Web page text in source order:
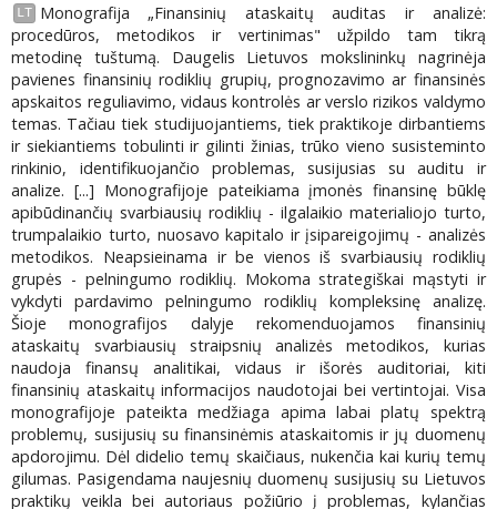
LT
Monografija „Finansinių ataskaitų auditas ir analizė:
procedūros, metodikos ir vertinimas" užpildo tam tikrą
metodinę tuštumą. Daugelis Lietuvos mokslininkų nagrinėja
pavienes finansinių rodiklių grupių, prognozavimo ar finansinės
apskaitos reguliavimo, vidaus kontrolės ar verslo rizikos valdymo
temas. Tačiau tiek studijuojantiems, tiek praktikoje dirbantiems
ir siekiantiems tobulinti ir gilinti žinias, trūko vieno susisteminto
rinkinio, identifikuojančio problemas, susijusias su auditu ir
analize. [...] Monografijoje pateikiama įmonės finansinę būklę
apibūdinančių svarbiausių rodiklių - ilgalaikio materialiojo turto,
trumpalaikio turto, nuosavo kapitalo ir įsipareigojimų - analizės
metodikos. Neapsieinama ir be vienos iš svarbiausių rodiklių
grupės - pelningumo rodiklių. Mokoma strategiškai mąstyti ir
vykdyti pardavimo pelningumo rodiklių kompleksinę analizę.
Šioje monografijos dalyje rekomenduojamos finansinių
ataskaitų svarbiausių straipsnių analizės metodikos, kurias
naudoja finansų analitikai, vidaus ir išorės auditoriai, kiti
finansinių ataskaitų informacijos naudotojai bei vertintojai. Visa
monografijoje pateikta medžiaga apima labai platų spektrą
problemų, susijusių su finansinėmis ataskaitomis ir jų duomenų
apdorojimu. Dėl didelio temų skaičiaus, nukenčia kai kurių temų
gilumas. Pasigendama naujesnių duomenų susijusių su Lietuvos
praktikų veikla bei autoriaus požiūrio į problemas, kylančias